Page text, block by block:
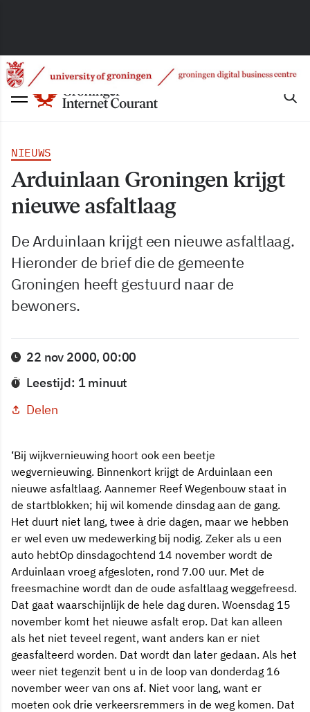
NIEUWS
Arduinlaan Groningen krijgt
nieuwe asfaltlaag
De Arduinlaan krijgt een nieuwe asfaltlaag.
Hieronder de brief die de gemeente
Groningen heeft gestuurd naar de
bewoners.
22 nov 2000, 00:00
Leestijd: 1 minuut
Delen
‘Bij wijkvernieuwing hoort ook een beetje
wegvernieuwing. Binnenkort krijgt de Arduinlaan een
nieuwe asfaltlaag. Aannemer Reef Wegenbouw staat in
de startblokken; hij wil komende dinsdag aan de gang.
Het duurt niet lang, twee à drie dagen, maar we hebben
er wel even uw medewerking bij nodig. Zeker als u een
auto hebtOp dinsdagochtend 14 november wordt de
Arduinlaan vroeg afgesloten, rond 7.00 uur. Met de
freesmachine wordt dan de oude asfaltlaag weggefreesd.
Dat gaat waarschijnlijk de hele dag duren. Woensdag 15
november komt het nieuwe asfalt erop. Dat kan alleen
als het niet teveel regent, want anders kan er niet
geasfalteerd worden. Dat wordt dan later gedaan. Als het
weer niet tegenzit bent u in de loop van donderdag 16
november weer van ons af. Niet voor lang, want er
moeten ook drie verkeersremmers in de weg komen. Dat